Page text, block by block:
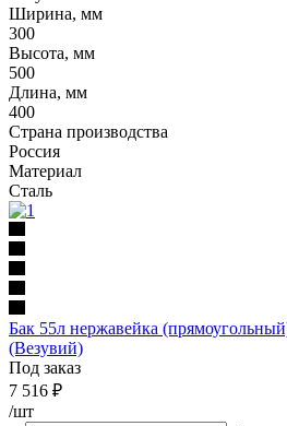
Ширина, мм
300
Высота, мм
500
Длина, мм
400
Страна производства
Россия
Материал
Сталь
Бак 55л нержавейка
(Везувий)
Под заказ
7 516 ₽
/шт